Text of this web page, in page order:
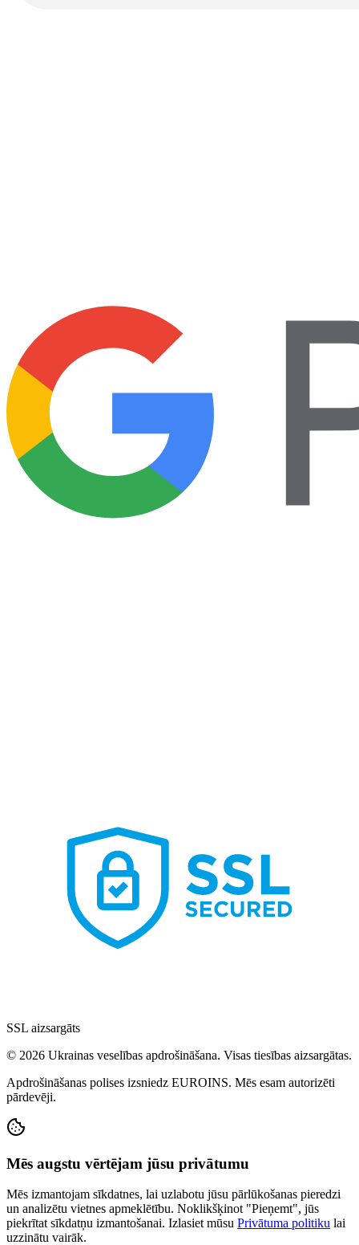
SSL aizsargāts
© 2026 Ukrainas veselības apdrošināšana. Visas tiesības aizsargātas.
Apdrošināšanas polises izsniedz EUROINS. Mēs esam autorizēti
pārdevēji.
Mēs augstu vērtējam jūsu privātumu
Mēs izmantojam sīkdatnes, lai uzlabotu jūsu pārlūkošanas pieredzi
un analizētu vietnes apmeklētību. Noklikšķinot "Pieņemt", jūs
piekrītat sīkdatņu izmantošanai. Izlasiet mūsu Privātuma politiku lai
uzzinātu vairāk.